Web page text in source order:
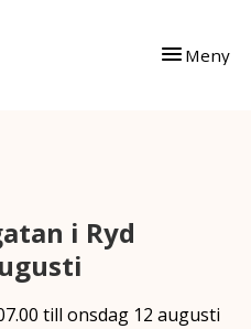
Meny
i Ryd
till onsdag 12 augusti